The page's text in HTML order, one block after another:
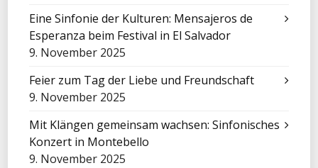
Eine Sinfonie der Kulturen: Mensajeros de
Esperanza beim Festival in El Salvador
9. November 2025
Feier zum Tag der Liebe und Freundschaft
9. November 2025
Mit Klängen gemeinsam wachsen: Sinfonisches
Konzert in Montebello
9. November 2025